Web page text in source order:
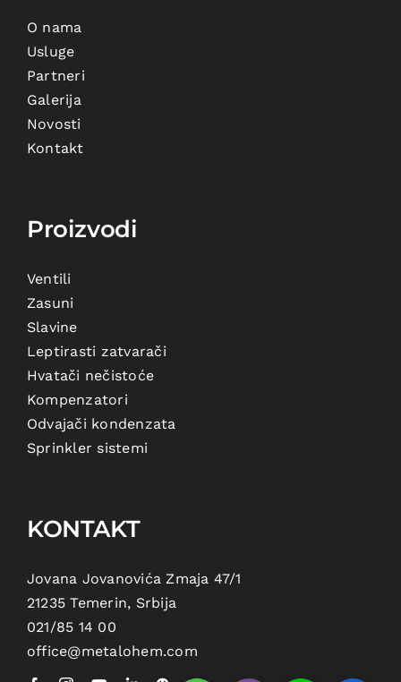
O nama
Usluge
Partneri
Galerija
Novosti
Kontakt
Proizvodi
Ventili
Zasuni
Slavine
Leptirasti zatvarači
Hvatači nečistoće
Kompenzatori
Odvajači kondenzata
Sprinkler sistemi
KONTAKT
Jovana Jovanovića Zmaja 47/1
21235 Temerin, Srbija
021/85 14 00
office@metalohem.com